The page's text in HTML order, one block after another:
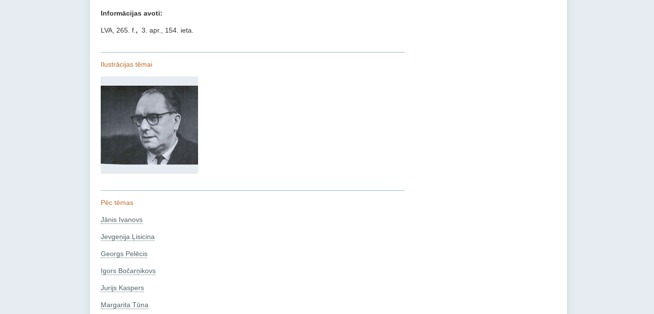
Informācijas avoti:
LVA, 265. f. , 3. apr., 154. ieta.
Ilustrācijas tēmai
Pēc tēmas
Jānis Ivanovs
Jevgeņija Ļisicina
Georgs Pelēcis
Igors Bočarņikovs
Jurijs Kaspers
Margarita Tūna